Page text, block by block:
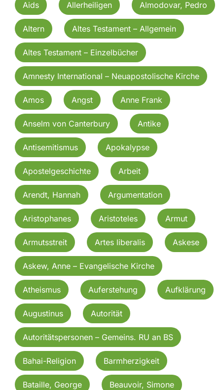
Aids Allerheiligen Almodovar, Pedro
Altern Altes Testament – Allgemein
Altes Testament – Einzelbücher
Amnesty International – Neuapostolische Kirche
Amos Angst Anne Frank
Anselm von Canterbury Antike
Antisemitismus Apokalypse
Apostelgeschichte Arbeit
Arendt, Hannah Argumentation
Aristophanes Aristoteles Armut
Armutsstreit Artes liberalis Askese
Askew, Anne – Evangelische Kirche
Atheismus Auferstehung Aufklärung
Augustinus Autorität
Autoritätspersonen – Gemeins. RU an BS
Bahai-Religion Barmherzigkeit
Bataille, George Beauvoir, Simone